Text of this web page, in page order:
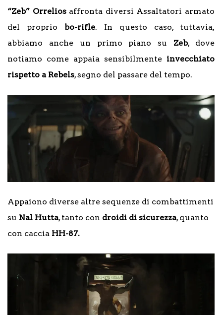
“Zeb” Orreliosaffronta diversi Assaltatori armato
del proprio bo-rifle. In questo caso, tuttavia,
abbiamo anche un primo piano su Zeb, dove
notiamo come appaia sensibilmente invecchiato
rispetto a Rebels, segno del passare del tempo.
Appaiono diverse altre sequenze di combattimenti
su Nal Hutta, tanto con droidi di sicurezza, quanto
con caccia HH-87.